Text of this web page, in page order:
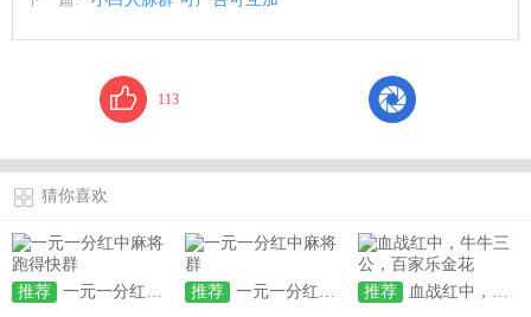
113
猜你喜欢
推荐 一元一分红中麻将跑得快群 推荐 一元一分红中麻将群 推荐 血战红中，牛牛三公，百家乐金花